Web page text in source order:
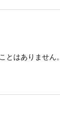
とはありません。